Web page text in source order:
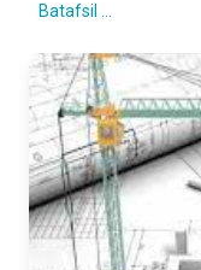
Batafsil ...